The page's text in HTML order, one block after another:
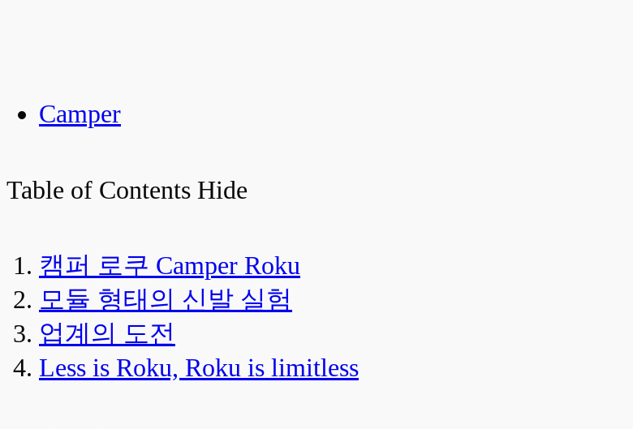
Camper
Table of Contents Hide
캠퍼 로쿠 Camper Roku
모듈 형태의 신발 실험
업계의 도전
Less is Roku, Roku is limitless